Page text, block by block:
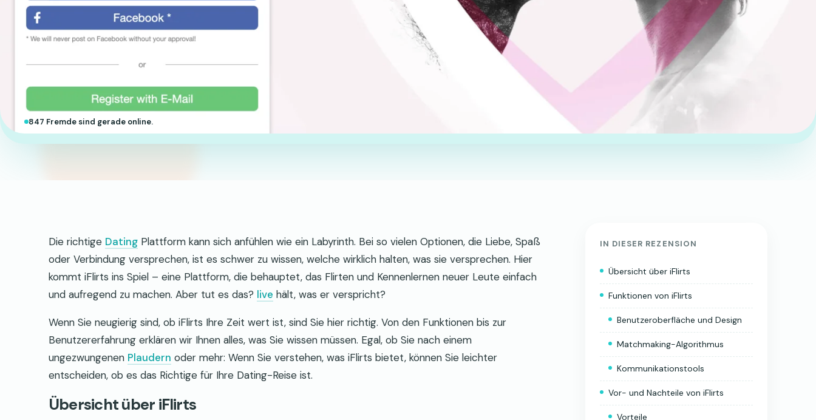
847 Fremde sind gerade online.
Die richtige Dating Plattform kann sich anfühlen wie ein Labyrinth. Bei so vielen Optionen, die Liebe, Spaß
oder Verbindung versprechen, ist es schwer zu wissen, welche wirklich halten, was sie versprechen. Hier
kommt iFlirts ins Spiel – eine Plattform, die behauptet, das Flirten und Kennenlernen neuer Leute einfach
und aufregend zu machen. Aber tut es das? live hält, was er verspricht?
Wenn Sie neugierig sind, ob iFlirts Ihre Zeit wert ist, sind Sie hier richtig. Von den Funktionen bis zur
Benutzererfahrung erklären wir Ihnen alles, was Sie wissen müssen. Egal, ob Sie nach einem
ungezwungenen Plaudern oder mehr: Wenn Sie verstehen, was iFlirts bietet, können Sie leichter
entscheiden, ob es das Richtige für Ihre Dating-Reise ist.
Übersicht über iFlirts
IN DIESER REZENSION
Übersicht über iFlirts
Funktionen von iFlirts
Benutzeroberfläche und Design
Matchmaking-Algorithmus
Kommunikationstools
Vor- und Nachteile von iFlirts
Vorteile